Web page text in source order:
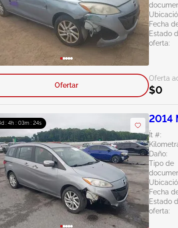
Fecha
Estado
oferta:
Oferta
$0
Ofertar
: 4h : 03m : 23s 2014
Ít #:
Daño:
Tipo de
Fecha
Estado
oferta: